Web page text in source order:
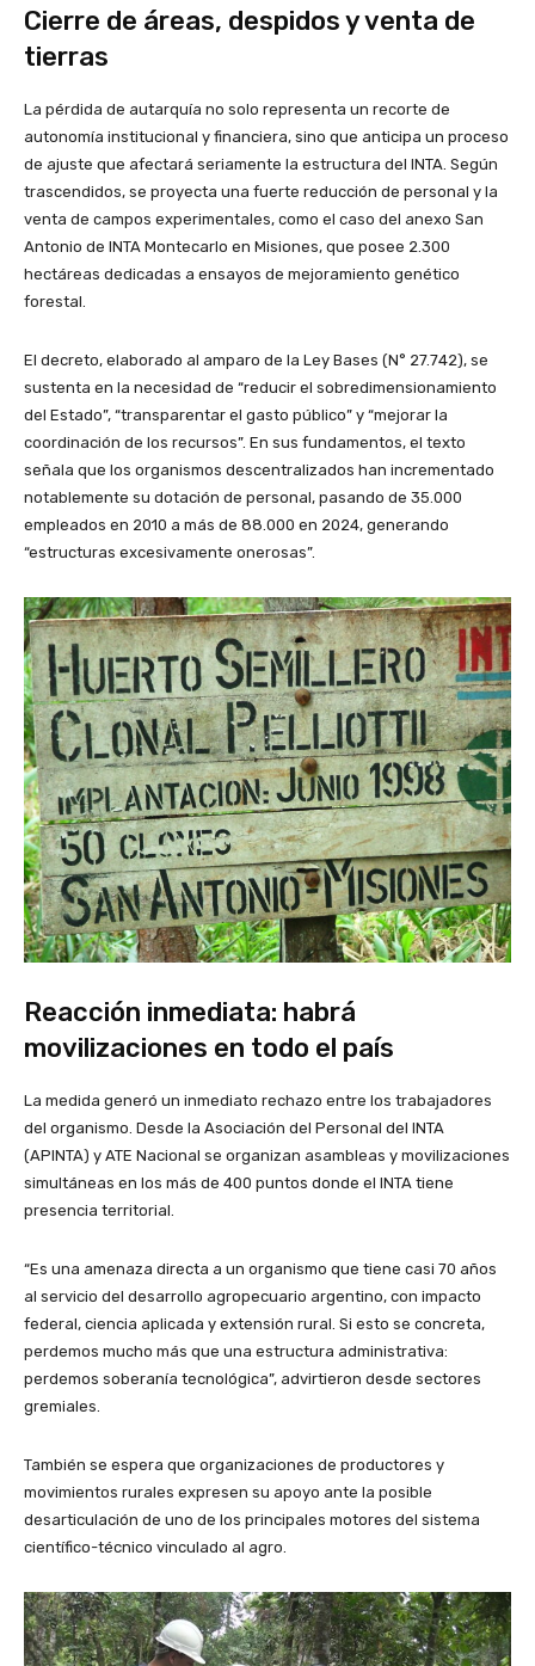
Cierre de áreas, despidos y venta de
tierras
La pérdida de autarquía no solo representa un recorte de
autonomía institucional y financiera, sino que anticipa un proceso
de ajuste que afectará seriamente la estructura del INTA. Según
trascendidos, se proyecta una fuerte reducción de personal y la
venta de campos experimentales, como el caso del anexo San
Antonio de INTA Montecarlo en Misiones, que posee 2.300
hectáreas dedicadas a ensayos de mejoramiento genético
forestal.
El decreto, elaborado al amparo de la Ley Bases (N° 27.742), se
sustenta en la necesidad de “reducir el sobredimensionamiento
del Estado”, “transparentar el gasto público” y “mejorar la
coordinación de los recursos”. En sus fundamentos, el texto
señala que los organismos descentralizados han incrementado
notablemente su dotación de personal, pasando de 35.000
empleados en 2010 a más de 88.000 en 2024, generando
“estructuras excesivamente onerosas”.
Reacción inmediata: habrá
movilizaciones en todo el país
La medida generó un inmediato rechazo entre los trabajadores
del organismo. Desde la Asociación del Personal del INTA
(APINTA) y ATE Nacional se organizan asambleas y movilizaciones
simultáneas en los más de 400 puntos donde el INTA tiene
presencia territorial.
“Es una amenaza directa a un organismo que tiene casi 70 años
al servicio del desarrollo agropecuario argentino, con impacto
federal, ciencia aplicada y extensión rural. Si esto se concreta,
perdemos mucho más que una estructura administrativa:
perdemos soberanía tecnológica”, advirtieron desde sectores
gremiales.
También se espera que organizaciones de productores y
movimientos rurales expresen su apoyo ante la posible
desarticulación de uno de los principales motores del sistema
científico-técnico vinculado al agro.